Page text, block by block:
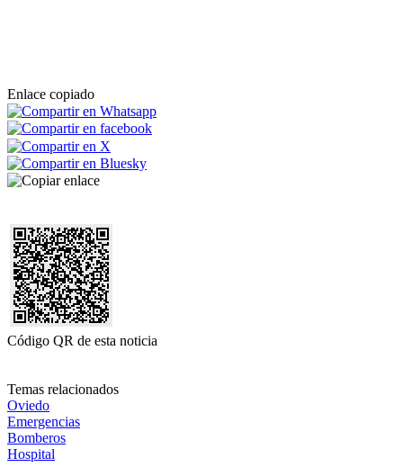
Enlace copiado
Código QR de esta noticia
Temas relacionados
Oviedo
Emergencias
Bomberos
Hospital